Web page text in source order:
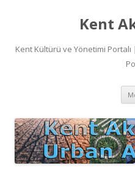
Kent
Kent Kültürü ve Yönetimi